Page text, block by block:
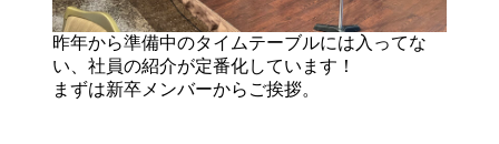
昨年から準備中のタイムテーブルには入ってな
い、社員の紹介が定番化しています！
まずは新卒メンバーからご挨拶。